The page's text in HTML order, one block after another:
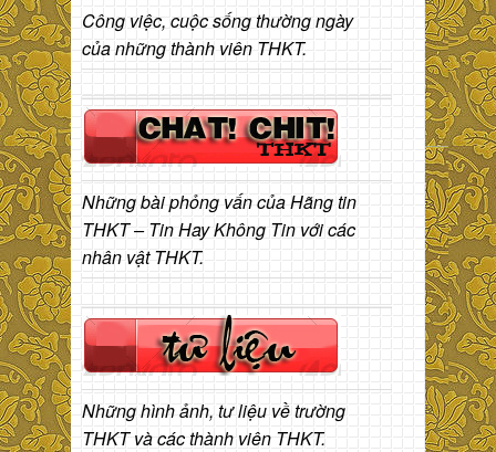
Công việc, cuộc sống thường ngày
của những thành viên THKT.
Những bài phỏng vấn của Hãng tin
THKT – Tin Hay Không Tin với các
nhân vật THKT.
Những hình ảnh, tư liệu về trường
THKT và các thành viên THKT.